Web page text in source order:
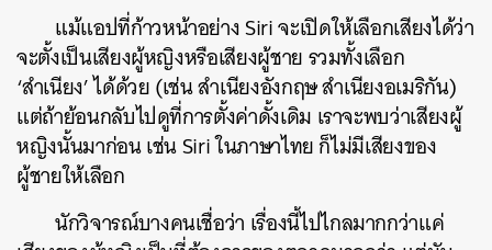
แม้แอปที่ก้าวหน้าอย่าง Siri จะเปิดให้เลือกเสียงได้ว่า
จะตั้งเป็นเสียงผู้หญิงหรือเสียงผู้ชาย รวมทั้งเลือก
‘สำเนียง’ ได้ด้วย (เช่น สำเนียงอังกฤษ สำเนียงอเมริกัน)
แต่ถ้าย้อนกลับไปดูที่การตั้งค่าดั้งเดิม เราจะพบว่าเสียงผู้
หญิงนั้นมาก่อน เช่น Siri ในภาษาไทย ก็ไม่มีเสียงของ
ผู้ชายให้เลือก
นักวิจารณ์บางคนเชื่อว่า เรื่องนี้ไปไกลมากกว่าแค่